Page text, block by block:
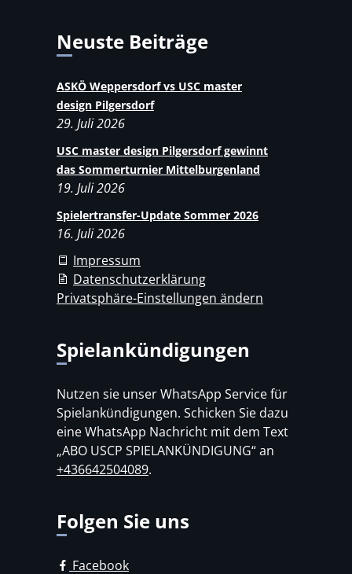
Neuste Beiträge
ASKÖ Weppersdorf vs USC master
design Pilgersdorf
29. Juli 2026
USC master design Pilgersdorf gewinnt
das Sommerturnier Mittelburgenland
19. Juli 2026
Spielertransfer-Update Sommer 2026
16. Juli 2026
Impressum
Datenschutzerklärung
Privatsphäre-Einstellungen ändern
Spielankündigungen
Nutzen sie unser WhatsApp Service für
Spielankündigungen. Schicken Sie dazu
eine WhatsApp Nachricht mit dem Text
„ABO USCP SPIELANKÜNDIGUNG“ an
+436642504089.
Folgen Sie uns
Facebook